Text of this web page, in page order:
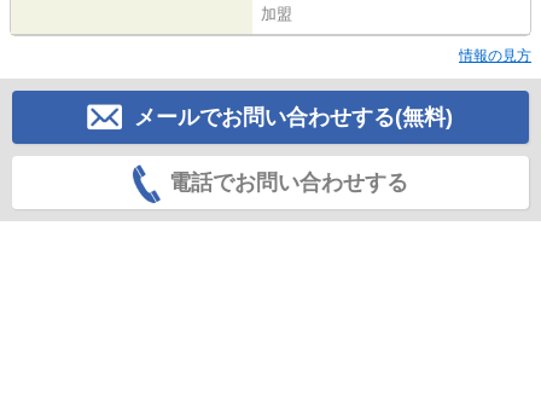
加盟
情報の見方
メールでお問い合わせする(無料)
電話でお問い合わせする